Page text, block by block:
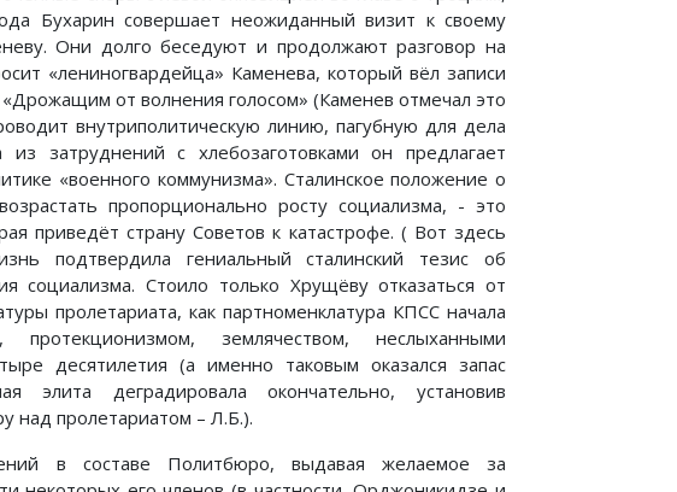
Бухарин совершает неожиданный визит к своему
Они долго беседуют и продолжают разговор на
«лениногвардейца» Каменева, который вёл записи
от волнения голосом» (Каменев отмечал это
внутриполитическую линию, пагубную для дела
затруднений с хлебозаготовками он предлагает
«военного коммунизма». Сталинское положение о
пропорционально росту социализма, - это
приведёт страну Советов к катастрофе. ( Вот здесь
подтвердила гениальный сталинский тезис об
социализма. Стоило только Хрущёву отказаться от
пролетариата, как партноменклатура КПСС начала
землячеством, неслыханными
десятилетия (а именно таковым оказался запас
элита деградировала окончательно, установив
над пролетариатом – Л.Б.).
в составе Политбюро, выдавая желаемое за